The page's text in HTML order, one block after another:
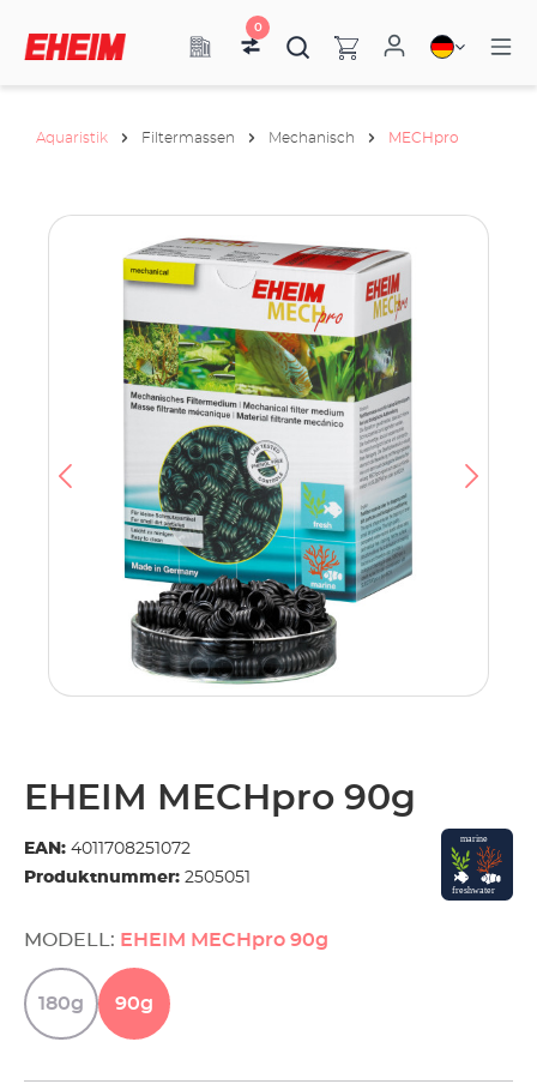
0
Aquaristik Filtermassen Mechanisch MECHpro
EHEIM MECHpro 90g
EAN: 4011708251072
Produktnummer: 2505051
MODELL: EHEIM MECHpro 90g
180g 90g